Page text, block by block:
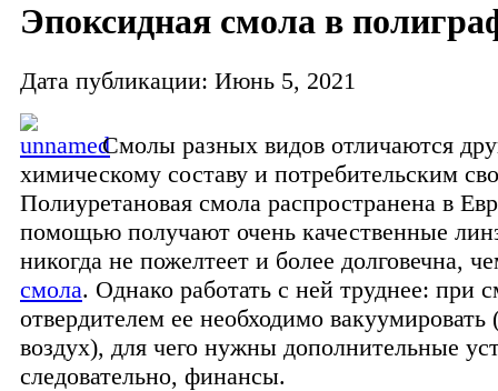
Эпоксидная смола в
Дата публикации: Июнь 5, 2021
Смолы разных видов отличаются
химическому составу и потребительским
Полиуретановая смола распространена в
помощью получают очень качественные
никогда не пожелтеет и более долговечна,
смола. Однако работать с ней труднее: при
отвердителем ее необходимо вакуумировать
воздух), для чего нужны дополнительные
следовательно, финансы.